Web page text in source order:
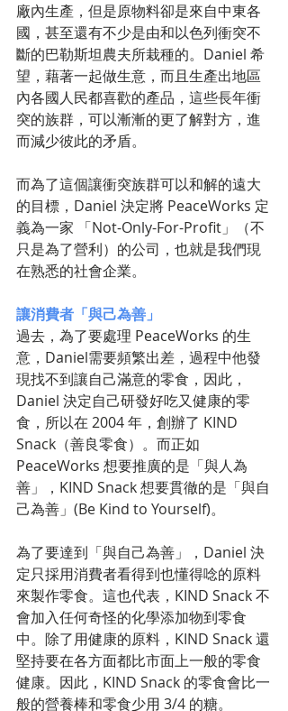
廠內生產，但是原物料卻是來自中東各
國，甚至還有不少是由和以色列衝突不
斷的巴勒斯坦農夫所栽種的。Daniel 希
望，藉著一起做生意，而且生產出地區
內各國人民都喜歡的產品，這些長年衝
突的族群，可以漸漸的更了解對方，進
而減少彼此的矛盾。
而為了這個讓衝突族群可以和解的遠大
的目標，Daniel 決定將 PeaceWorks 定
義為一家 「Not-Only-For-Profit」（不
只是為了營利）的公司，也就是我們現
在熟悉的社會企業。
讓消費者「與己為善」
過去，為了要處理 PeaceWorks 的生
意，Daniel需要頻繁出差，過程中他發
現找不到讓自己滿意的零食，因此，
Daniel 決定自己研發好吃又健康的零
食，所以在 2004 年，創辦了 KIND
Snack（善良零食）。而正如
PeaceWorks 想要推廣的是「與人為
善」，KIND Snack 想要貫徹的是「與自
己為善」(Be Kind to Yourself)。
為了要達到「與自己為善」，Daniel 決
定只採用消費者看得到也懂得唸的原料
來製作零食。這也代表，KIND Snack 不
會加入任何奇怪的化學添加物到零食
中。除了用健康的原料，KIND Snack 還
堅持要在各方面都比市面上一般的零食
健康。因此，KIND Snack 的零食會比一
般的營養棒和零食少用 3/4 的糖。